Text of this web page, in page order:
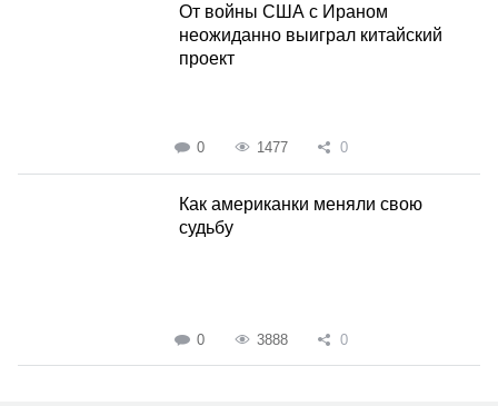
От войны США с Ираном
неожиданно выиграл китайский
проект
0 1477 0
Как американки меняли свою
судьбу
0 3888 0